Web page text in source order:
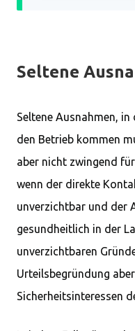
Seltene
Seltene Ausnahmen,
den Betrieb kommen
aber nicht zwingend
wenn der direkte
unverzichtbar und der
gesundheitlich in der
unverzichtbaren
Urteilsbegründung
Sicherheitsinteressen